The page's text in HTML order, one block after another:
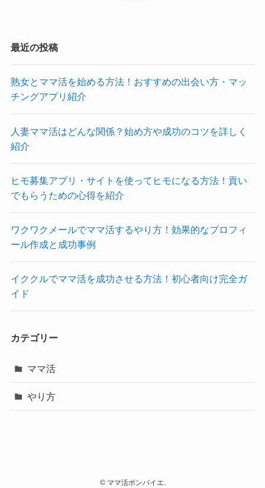
最近の投稿
熟女とママ活を始める方法！おすすめの出会い方・マッ
チングアプリ紹介
人妻ママ活はどんな関係？始め方や成功のコツを詳しく
紹介
ヒモ募集アプリ・サイトを使ってヒモになる方法！貢い
でもらうための心得を紹介
ワクワクメールでママ活するやり方！効果的なプロフィ
ール作成と成功事例
イククルでママ活を成功させる方法！初心者向け完全ガ
イド
カテゴリー
ママ活
やり方
©ママ活ボンバイエ.